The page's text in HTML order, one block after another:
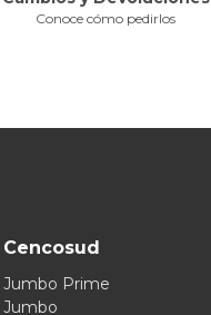
Conoce cómo pedirlos
Cencosud
Jumbo Prime
Jumbo